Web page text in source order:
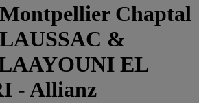
Chaptal
&
EL
- Allianz